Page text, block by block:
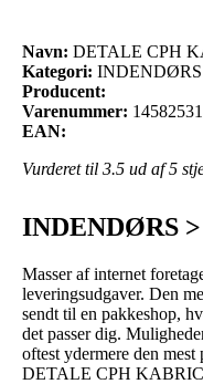
Navn: DETALE CPH
Kategori: INDENDØRS
Producent:
Varenummer: 14582531
EAN:
Vurderet til 3.5 ud af 5
INDENDØRS
Masser af internet
leveringsudgaver. Den
sendt til en pakkeshop,
det passer dig.
oftest ydermere den
DETALE CPH